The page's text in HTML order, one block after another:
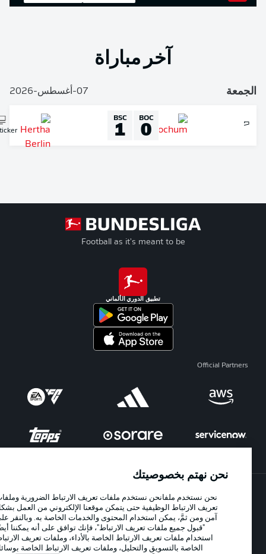
آخر مباراة
BOC
0
BSC
Liveticker
Football as it's meant to be
تطبيق الدوري الألماني
Official Partners
الإخطارات القانونية
إدارة التفضيلات بيان الخصوصية
شروط الاستخدام الوظائف
نحن نهتم بخصوصيتك
نحن نستخدم ملفانحن نستخدم ملفات تعريف الارتباط الضرورية وملفات
تعريف الارتباط الوظيفية حتى يتمكن موقعنا الإلكتروني من العمل بشكل
آمن ومن ثمَّ، يمكن استخدام المحتوى والخدمات الخاصة به. وبالنقر على
"قبول جميع ملفات تعريف الارتباط"، فإنك توافق على أنه يمكننا أيضًا
استخدام ملفات تعريف الارتباط الخاصة بالأداء، وملفات تعريف الارتباط
الخاصة بالتسويق والتحليل، وملفات تعريف الارتباط الخاصة بوسائل